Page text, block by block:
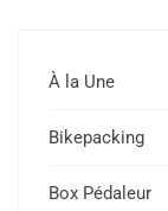
À la Une
Bikepacking
Box Pédaleur